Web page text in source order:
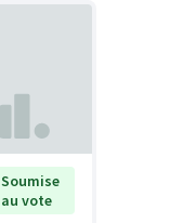
Soumise
au vote